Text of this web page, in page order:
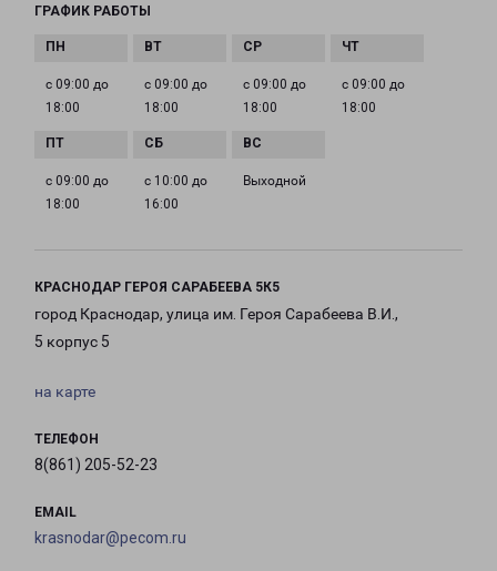
ГРАФИК РАБОТЫ
с 09:00 до
18:00
с 09:00 до
18:00
с 09:00 до
18:00
с 09:00 до
18:00
с 09:00 до
18:00
с 10:00 до
16:00
Выходной
КРАСНОДАР ГЕРОЯ САРАБЕЕВА 5К5
город Краснодар, улица им. Героя Сарабеева В.И.,
5 корпус 5
на карте
ТЕЛЕФОН
8(861) 205-52-23
EMAIL
krasnodar@pecom.ru